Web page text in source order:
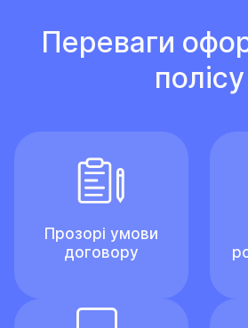
Переваги
полісу
Прозорі умови
договору